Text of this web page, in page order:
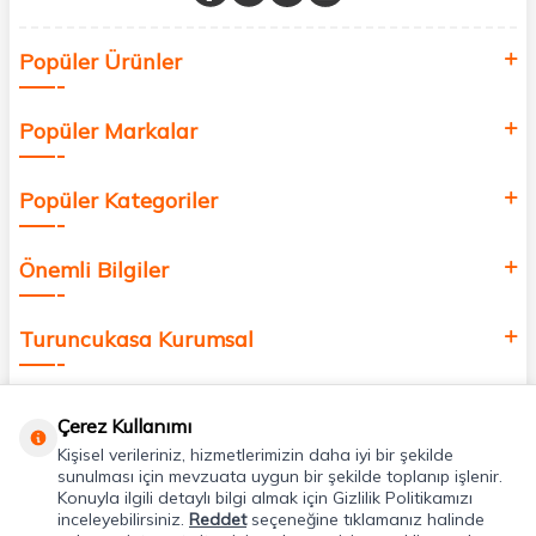
değer katmak için bize katılın!
Popüler Ürünler
Popüler Markalar
Popüler Kategoriler
Önemli Bilgiler
Turuncukasa Kurumsal
Uygulamalarımız
Çerez Kullanımı
Kişisel verileriniz, hizmetlerimizin daha iyi bir şekilde
sunulması için mevzuata uygun bir şekilde toplanıp işlenir.
Konuyla ilgili detaylı bilgi almak için Gizlilik Politikamızı
inceleyebilirsiniz. Reddetseçeneğine tıklamanız halinde